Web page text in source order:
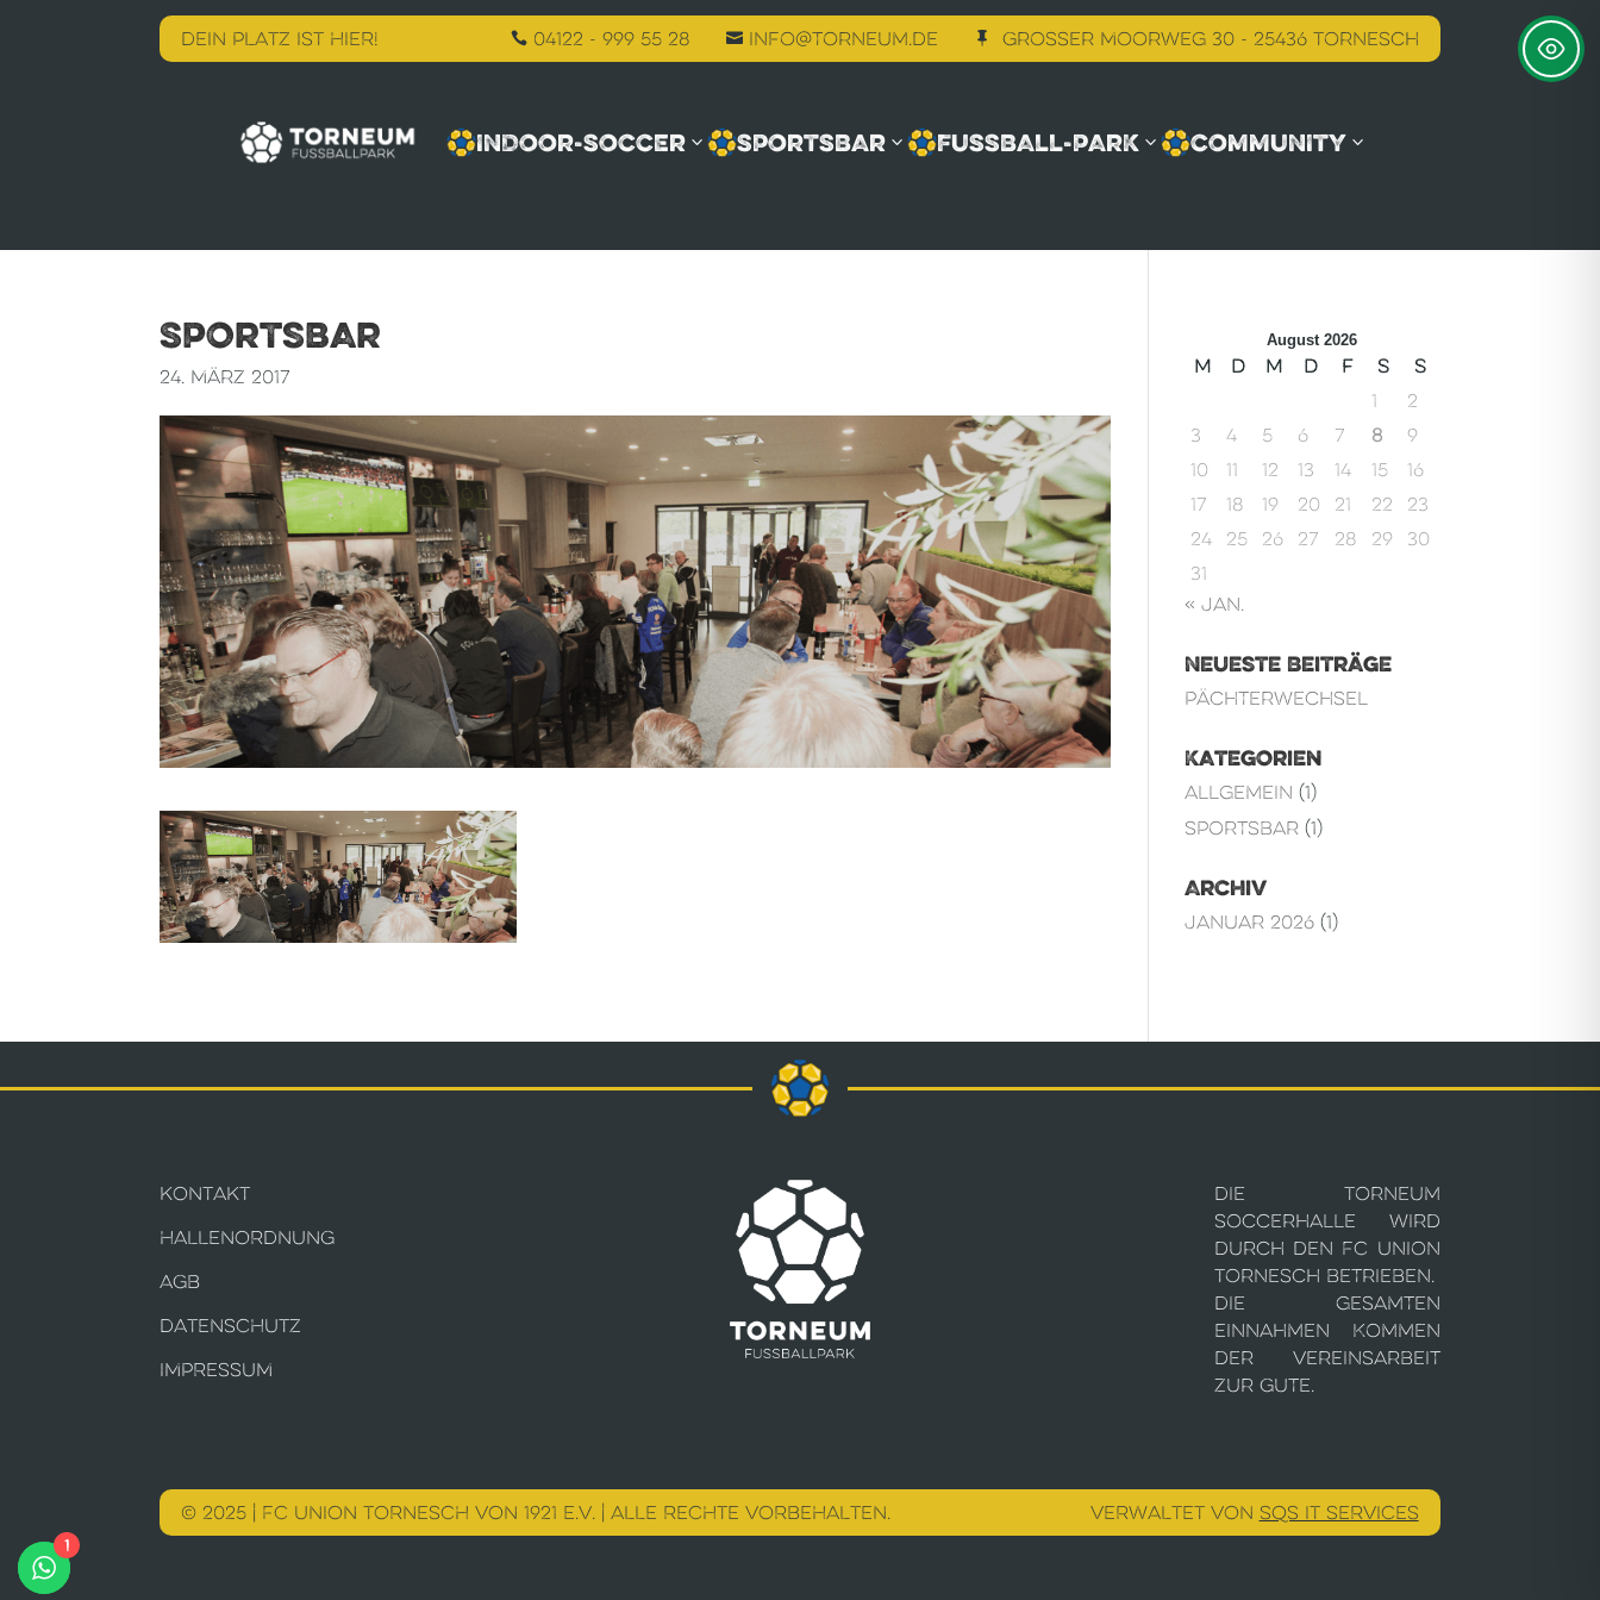
DEIN PLATZ IST HIER!  04122 - 999 55 28  info@torneum.de  Grosser Moorweg 30 - 25436 Tornesch
INDOOR-SOCCER SPORTSBAR FUSSBALL-PARK COMMUNITY
Sportsbar
24. März 2017
August 2026
M D M D F S
S
1
2
3
4 5 6 7 8
9
10
11 12 13 14 15
16
17
18 19 20 21 22
23
24
25 26 27 28 29
30
31
« Jan.
Neueste Beiträge
Pächterwechsel
Kategorien
Allgemein (1)
Sportsbar(1)
Archiv
Januar 2026(1)
KONTAKT
HALLENORDNUNG
AGB
DATENSCHUTZ
IMPRESSUM
Die Torneum
Soccerhalle wird
durch den FC Union
Tornesch betrieben.
Die gesamten
Einnahmen kommen
der Vereinsarbeit
zur Gute.
© 2025 | FC UNION TORNESCH VON 1921 E.V. | ALLE RECHTE VORBEHALTEN. VERWALTET VON SQS IT SERVICES
1